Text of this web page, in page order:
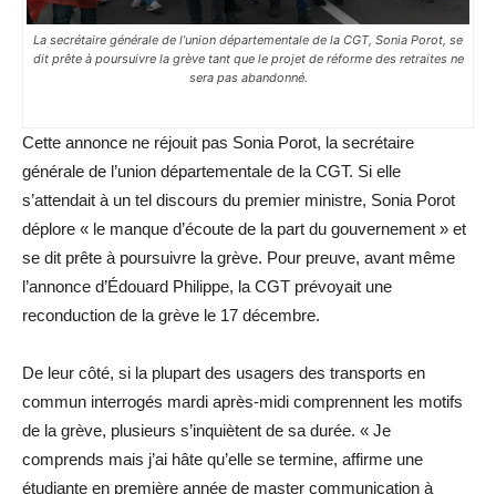
La secrétaire générale de l’union départementale de la CGT, Sonia Porot, se
dit prête à poursuivre la grève tant que le projet de réforme des retraites ne
sera pas abandonné.
Cette annonce ne réjouit pas Sonia Porot, la secrétaire
générale de l’union départementale de la CGT. Si elle
s’attendait à un tel discours du premier ministre, Sonia Porot
déplore « le manque d’écoute de la part du gouvernement » et
se dit prête à poursuivre la grève. Pour preuve, avant même
l’annonce d’Édouard Philippe, la CGT prévoyait une
reconduction de la grève le 17 ­décembre.
De leur côté, si la plupart des usagers des transports en
commun interrogés mardi après-midi comprennent les motifs
de la grève, plusieurs s’inquiètent de sa durée. « Je
comprends mais j’ai hâte qu’elle se termine, affirme une
étudiante en première année de master communication à